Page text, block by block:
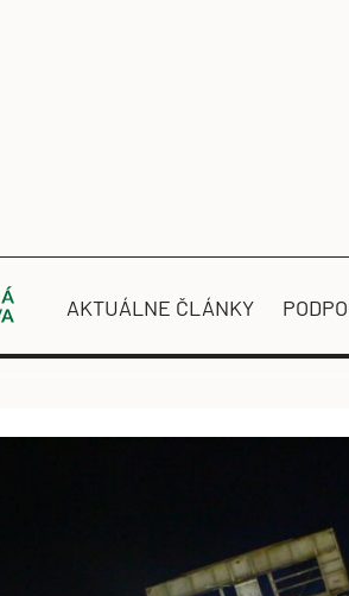
AKTUÁLNE ČLÁNKY